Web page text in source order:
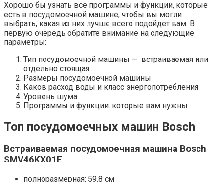
Хорошо бы узнать все программы и функции, которые
есть в посудомоечной машине, чтобы вы могли
выбрать, какая из них лучше всего подойдет вам. В
первую очередь обратите внимание на следующие
параметры:
Тип посудомоечной машины — встраиваемая или
отдельно стоящая
Размеры посудомоечной машины
Каков расход воды и класс энергопотребления
Уровень шума
Программы и функции, которые вам нужны
Топ посудомоечных машин Bosch
Встраиваемая посудомоечная машина Bosch
SMV46KX01E
полноразмерная: 59.8 см